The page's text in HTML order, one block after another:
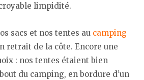
limpidité.
sacs et nos tentes au camping
retrait de la côte. Encore une
: nos tentes étaient bien
du camping, en bordure d’un